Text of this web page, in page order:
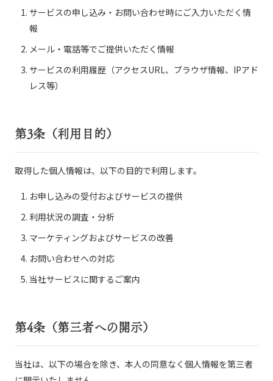
サービスの申し込み・お問い合わせ時にご入力いただく情
報
メール・電話等でご提供いただく情報
サービスの利用履歴（アクセスURL、ブラウザ情報、IPアド
レス等）
第3条（利用目的）
取得した個人情報は、以下の目的で利用します。
お申し込みの受付およびサービスの提供
利用状況の調査・分析
マーケティングおよびサービスの改善
お問い合わせへの対応
当社サービスに関するご案内
第4条（第三者への開示）
当社は、以下の場合を除き、本人の同意なく個人情報を第三者